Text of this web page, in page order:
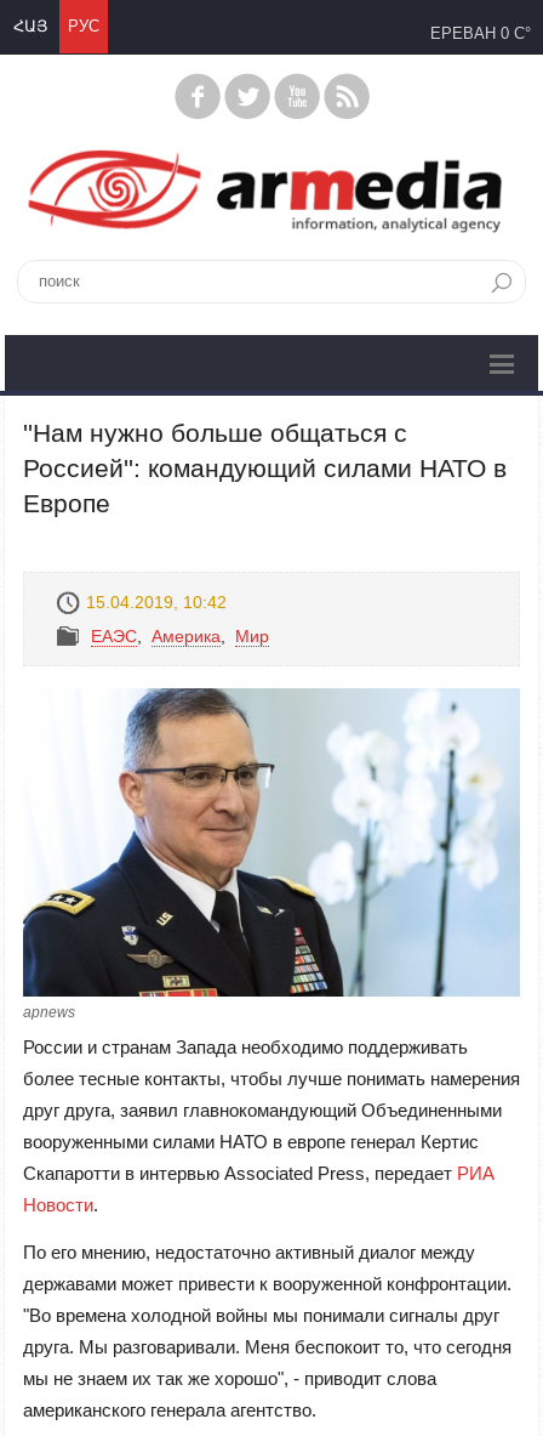
ՀԱՅ РУС ЕРЕВАН 0 C°
''Нам нужно больше общаться с
Россией'': командующий силами НАТО в
Европе
15.04.2019, 10:42
ЕАЭС
Америка Mир
apnews
России и странам Запада необходимо поддерживать
более тесные контакты, чтобы лучше понимать намерения
друг друга, заявил главнокомандующий Объединенными
вооруженными силами НАТО в европе генерал Кертис
Скапаротти в интервью Associated Press, передает РИА
Новости.
По его мнению, недостаточно активный диалог между
державами может привести к вооруженной конфронтации.
"Во времена холодной войны мы понимали сигналы друг
друга. Мы разговаривали. Меня беспокоит то, что сегодня
мы не знаем их так же хорошо", - приводит слова
американского генерала агентство.